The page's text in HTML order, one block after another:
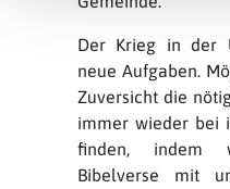
Der Krieg in der
neue Aufgaben.
Zuversicht die
immer wieder bei
finden, indem
Bibelverse mit